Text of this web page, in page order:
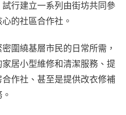
行建立一系列由街坊共同參
的社區合作社。
圍繞基層市民的日常所需，
居小型維修和清潔服務、提
作社、甚至是提供改衣修補